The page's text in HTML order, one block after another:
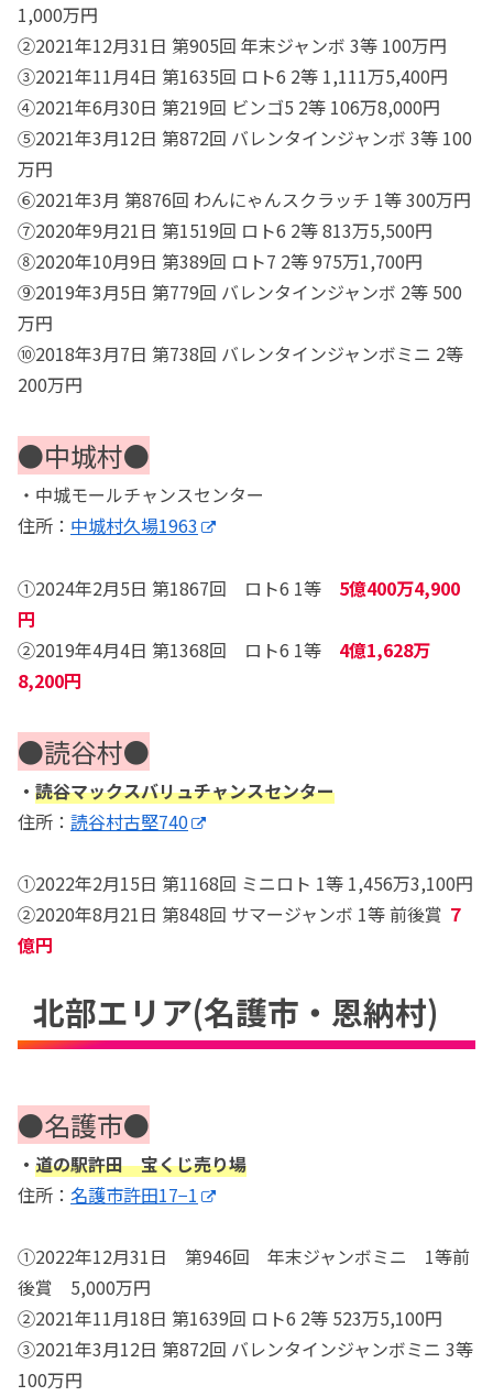
1,000万円
②2021年12月31日 第905回 年末ジャンボ 3等 100万円
③2021年11月4日 第1635回 ロト6 2等 1,111万5,400円
④2021年6月30日 第219回 ビンゴ5 2等 106万8,000円
⑤2021年3月12日 第872回 バレンタインジャンボ 3等 100
万円
⑥2021年3月 第876回 わんにゃんスクラッチ 1等 300万円
⑦2020年9月21日 第1519回 ロト6 2等 813万5,500円
⑧2020年10月9日 第389回 ロト7 2等 975万1,700円
⑨2019年3月5日 第779回 バレンタインジャンボ 2等 500
万円
⑩2018年3月7日 第738回 バレンタインジャンボミニ 2等
200万円
●中城村●
・中城モールチャンスセンター
住所： 中城村久場1963
①2024年2月5日 第1867回 ロト6 1等 5億400万4,900
円
②2019年4月4日 第1368回 ロト6 1等 4億1,628万
8,200円
●読谷村●
・ 読谷マックスバリュチャンスセンター
住所： 読谷村古堅740
①2022年2月15日 第1168回 ミニロト 1等 1,456万3,100円
②2020年8月21日 第848回 サマージャンボ 1等 前後賞 ７
億円
北部エリア(名護市・恩納村)
●名護市●
・ 道の駅許田 宝くじ売り場
住所： 名護市許田17−1
①2022年12月31日 第946回 年末ジャンボミニ 1等前
後賞 5,000万円
②2021年11月18日 第1639回 ロト6 2等 523万5,100円
③2021年3月12日 第872回 バレンタインジャンボミニ 3等
100万円